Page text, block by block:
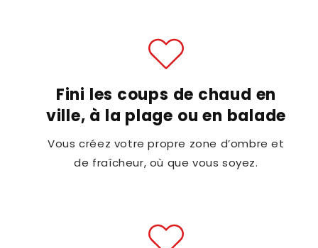
Fini les coups de chaud en
ville, à la plage ou en balade
Vous créez votre propre zone d’ombre et
de fraîcheur, où que vous soyez.